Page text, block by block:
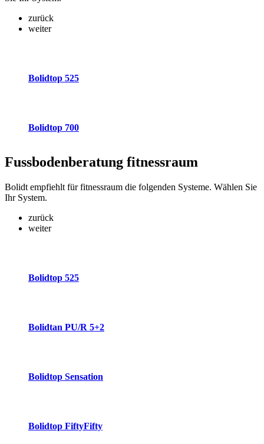
zurück
weiter
Bolidtop 525
Bolidtop 700
Fussbodenberatung fitnessraum
Bolidt empfiehlt für fitnessraum die folgenden Systeme. Wählen Sie
Ihr System.
zurück
weiter
Bolidtop 525
Bolidtan PU/R 5+2
Bolidtop Sensation
Bolidtop FiftyFifty